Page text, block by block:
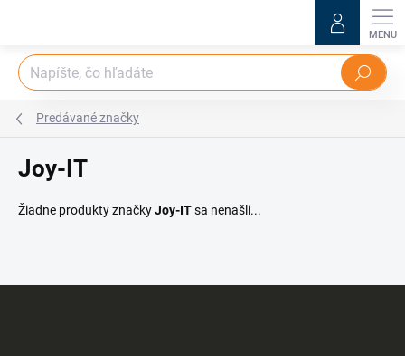
Hľadať
Predávané značky
Joy-IT
Žiadne produkty značkyJoy-ITsa nenašli...